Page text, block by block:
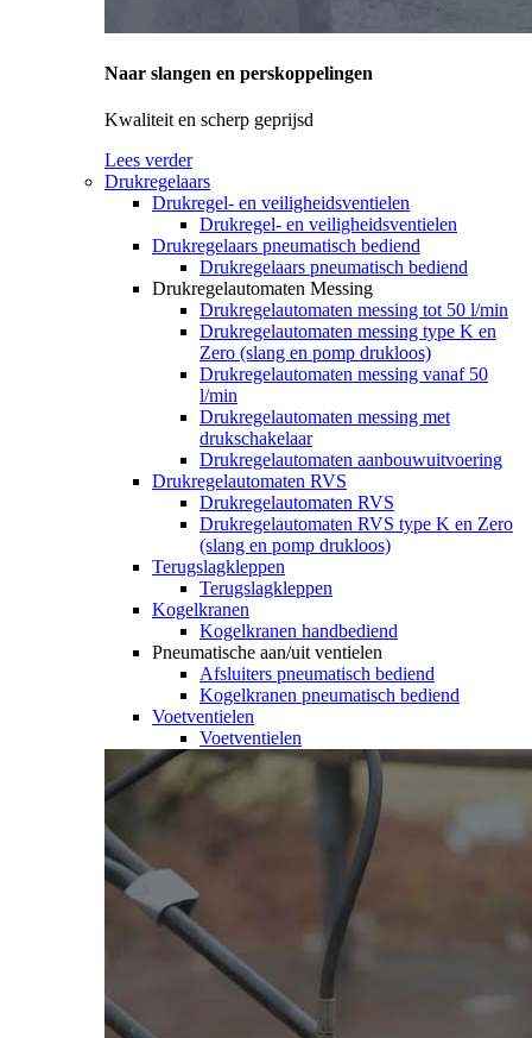
Naar slangen en perskoppelingen
Kwaliteit en scherp geprijsd
Lees verder
Drukregelaars
Drukregel- en veiligheidsventielen
Drukregel- en veiligheidsventielen
Drukregelaars pneumatisch bediend
Drukregelaars pneumatisch bediend
Drukregelautomaten Messing
Drukregelautomaten messing tot 50 l/min
Drukregelautomaten messing type K en
Zero (slang en pomp drukloos)
Drukregelautomaten messing vanaf 50
l/min
Drukregelautomaten messing met
drukschakelaar
Drukregelautomaten aanbouwuitvoering
Drukregelautomaten RVS
Drukregelautomaten RVS
Drukregelautomaten RVS type K en Zero
(slang en pomp drukloos)
Terugslagkleppen
Terugslagkleppen
Kogelkranen
Kogelkranen handbediend
Pneumatische aan/uit ventielen
Afsluiters pneumatisch bediend
Kogelkranen pneumatisch bediend
Voetventielen
Voetventielen